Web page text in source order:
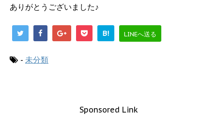
ありがとうございました♪
B! LINEへ送る
- 未分類
Sponsored Link